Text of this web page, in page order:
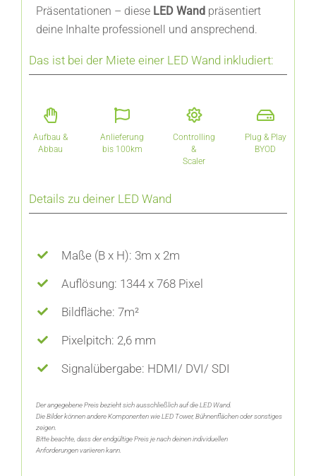
Präsentationen – diese LED Wandpräsentiert
deine Inhalte professionell und ansprechend.
Das ist bei der Miete einer LED Wand inkludiert:
Aufbau &
Abbau
Anlieferung
bis 100km
Controlling
&
Scaler
Plug & Play
BYOD
Details zu deiner LED Wand
Maße (B x H): 3m x 2m
Auflösung: 1344 x 768 Pixel
Bildfläche: 7m²
Pixelpitch: 2,6 mm
Signalübergabe: HDMI/ DVI/ SDI
Der angegebene Preis bezieht sich ausschließlich auf die LED Wand.
Die Bilder können andere Komponenten wie LED Tower, Bühnenflächen oder sonstiges
zeigen.
Bitte beachte, dass der endgültige Preis je nach deinen individuellen
Anforderungen variieren kann.